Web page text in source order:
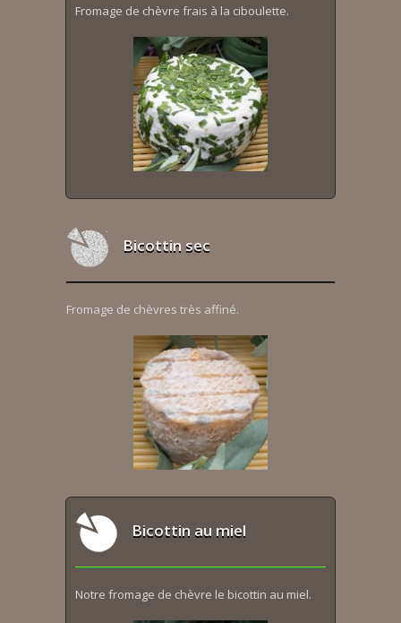
Fromage de chèvre frais à la ciboulette.
Bicottin sec
Fromage de chèvres très affiné.
Bicottin au miel
Notre fromage de chèvre le bicottin au miel.